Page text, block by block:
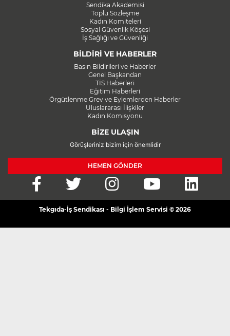
Sendika Akademisi
Toplu Sözleşme
Kadın Komiteleri
Sosyal Güvenlik Köşesi
İş Sağlığı ve Güvenliği
BİLDİRİ VE HABERLER
Basın Bildirileri ve Haberler
Genel Başkandan
TİS Haberleri
Eğitim Haberleri
Örgütlenme Grev ve Eylemlerden Haberler
Uluslararası İlişkiler
Kadın Komisyonu
BİZE ULAŞIN
Görüşleriniz bizim için önemlidir
HEMEN GÖNDER
Tekgıda-İş Sendikası - Bilgi İşlem Servisi © 2026